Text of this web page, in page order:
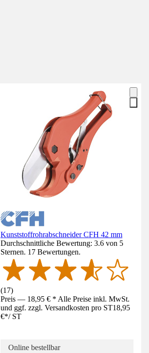
Kunststoffrohrabschneider CFH 42 mm
Durchschnittliche Bewertung: 3.6 von 5
Sternen. 17 Bewertungen.
(17)
Preis — 18,95 € * Alle Preise inkl. MwSt.
und ggf. zzgl. Versandkosten pro ST18,95
€*/ ST
Online bestellbar